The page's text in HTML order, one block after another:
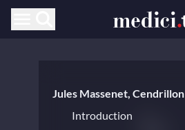
Jules Massenet, Cendrillon
Introduction